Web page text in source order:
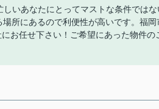
いあなたにとってマストな条件ではな
所にあるので利便性が高いです。福岡
お任せ下さい！ご希望にあった物件の